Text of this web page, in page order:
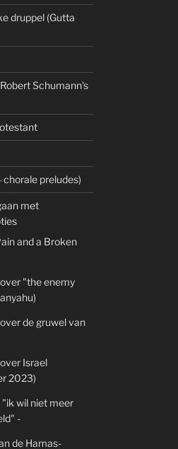
druppel (Gutta
Schumann's
chorale preludes)
met
and a Broken
"the enemy
de gruwel van
Israel
2023)
"ik wil niet meer
-
de Hamas-